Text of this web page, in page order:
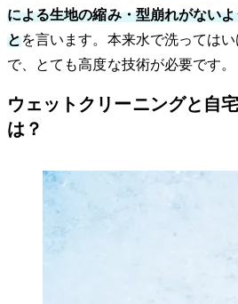
による生地の縮み・型崩れがない
とを言います。本来水で洗っては
で、とても高度な技術が必要です。
ウェットクリーニングと自
は？